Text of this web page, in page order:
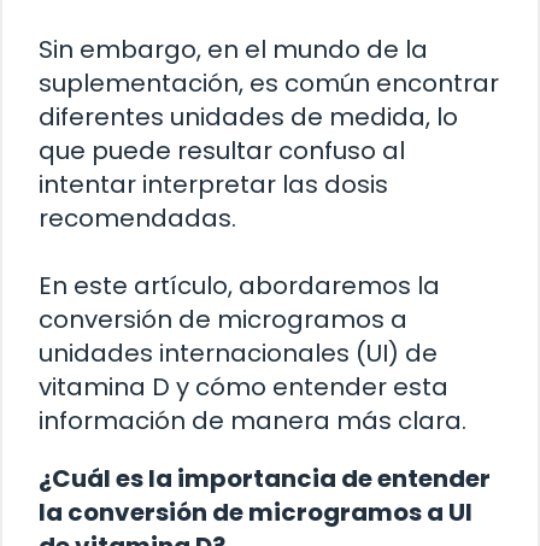
Sin embargo, en el mundo de la
suplementación, es común encontrar
diferentes unidades de medida, lo
que puede resultar confuso al
intentar interpretar las dosis
recomendadas.
En este artículo, abordaremos la
conversión de microgramos a
unidades internacionales (UI) de
vitamina D y cómo entender esta
información de manera más clara.
¿Cuál es la importancia de entender
la conversión de microgramos a UI